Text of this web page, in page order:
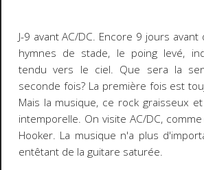
J-9 avant AC/DC. Encore 9 jours avant
hymnes de stade, le poing levé,
tendu vers le ciel. Que sera la
seconde fois? La première fois est
Mais la musique, ce rock graisseux
intemporelle. On visite AC/DC,
Hooker. La musique n'a plus
entêtant de la guitare saturée.